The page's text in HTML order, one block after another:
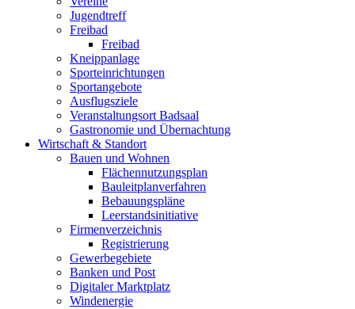
Jugendtreff
Freibad
Freibad
Kneippanlage
Sporteinrichtungen
Sportangebote
Ausflugsziele
Veranstaltungsort Badsaal
Gastronomie und Übernachtung
Wirtschaft & Standort
Bauen und Wohnen
Flächennutzungsplan
Bauleitplanverfahren
Bebauungspläne
Leerstandsinitiative
Firmenverzeichnis
Registrierung
Gewerbegebiete
Banken und Post
Digitaler Marktplatz
Windenergie